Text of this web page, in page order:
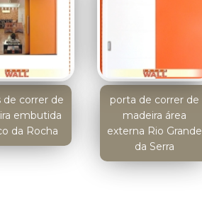
de correr de
embutida
da Rocha
porta de correr de
madeira área
externa Rio Grande
da Serra